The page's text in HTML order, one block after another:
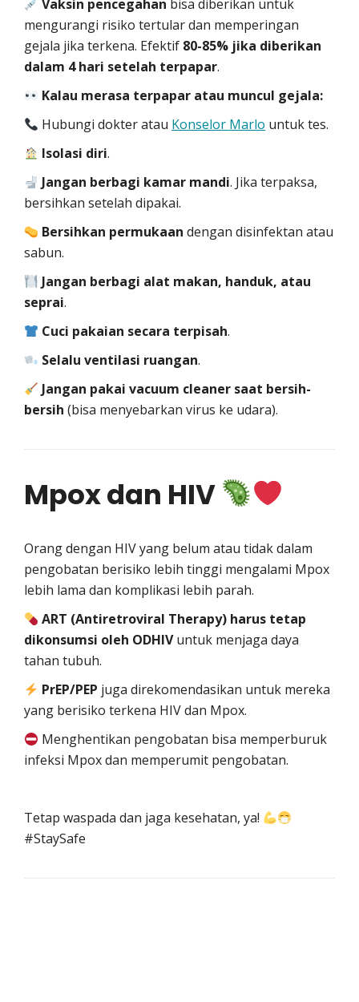
Vaksin pencegahan bisa diberikan untuk
mengurangi risiko tertular dan memperingan
gejala jika terkena. Efektif 80-85% jika diberikan
dalam 4 hari setelah terpapar.
Kalau merasa terpapar atau muncul gejala:
Hubungi dokter atau Konselor Marlo untuk tes.
Isolasi diri.
Jangan berbagi kamar mandi. Jika terpaksa,
bersihkan setelah dipakai.
Bersihkan permukaan dengan disinfektan atau
sabun.
Jangan berbagi alat makan, handuk, atau
seprai.
Cuci pakaian secara terpisah.
Selalu ventilasi ruangan.
Jangan pakai vacuum cleaner saat bersih-
bersih (bisa menyebarkan virus ke udara).
Mpox dan HIV
Orang dengan HIV yang belum atau tidak dalam
pengobatan berisiko lebih tinggi mengalami Mpox
lebih lama dan komplikasi lebih parah.
ART (Antiretroviral Therapy) harus tetap
dikonsumsi oleh ODHIVuntuk menjaga daya
tahan tubuh.
PrEP/PEP juga direkomendasikan untuk mereka
yang berisiko terkena HIV dan Mpox.
Menghentikan pengobatan bisa memperburuk
infeksi Mpox dan memperumit pengobatan.
Tetap waspada dan jaga kesehatan, ya!
#StaySafe